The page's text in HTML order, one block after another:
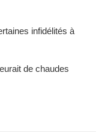
infidélités à
de chaudes